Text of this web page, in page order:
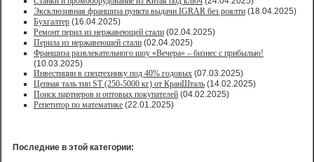
Эксклюзивная франшиза пункта выдачи IGRAR без роялти (18.04.2025)
Бухгалтер (16.04.2025)
Ремонт перил из нержавеющей стали (02.04.2025)
Перила из нержавеющей стали (02.04.2025)
Франшиза развлекательного шоу «Вечера» – бизнес с прибылью!
(10.03.2025)
Инвестиции в спецтехнику под 40% годовых (07.03.2025)
Цепная таль тип ST (250-5000 кг) от КранШталь (14.02.2025)
Поиск партнеров и оптовых покупателей (04.02.2025)
Репетитор по математике (22.01.2025)
Последние в этой категории: